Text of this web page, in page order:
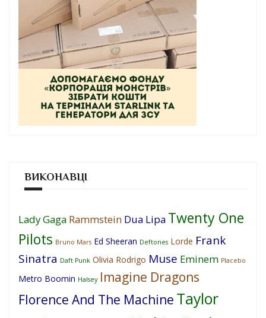
ВИКОНАВЦІ
Lady Gaga Rammstein Dua Lipa Twenty One
Pilots Bruno Mars Ed Sheeran Deftones Lorde Frank
Sinatra Daft Punk Olivia Rodrigo Muse Eminem Placebo
Metro Boomin Halsey Imagine Dragons
Florence And The Machine Taylor